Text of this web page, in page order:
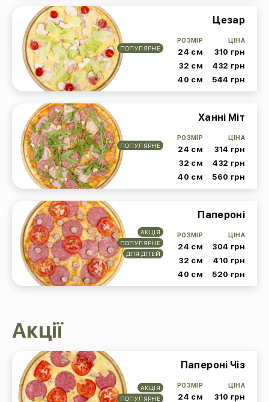
ПОПУЛЯРНЕ
Цезар
РОЗМІР
24 см
ЦІНА
310 грн
32 см
432 грн
40 см
544 грн
ПОПУЛЯРНЕ
Ханні Міт
РОЗМІР
24 см
ЦІНА
314 грн
32 см
432 грн
40 см
560 грн
АКЦІЯ
ПОПУЛЯРНЕ
ДЛЯ ДІТЕЙ
Папероні
РОЗМІР
24 см
ЦІНА
304 грн
32 см
410 грн
40 см
520 грн
Акції
АКЦІЯ
ПОПУЛЯРНЕ
Папероні Чіз
РОЗМІР
24 см
ЦІНА
310 грн